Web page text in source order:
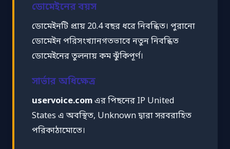
ডোমেইনের বয়স
ডোমেইনটি প্রায় 20.4 বছর ধরে নিবন্ধিত। পুরানো
ডোমেইন পরিসংখ্যানগতভাবে নতুন নিবন্ধিত
ডোমেইনের তুলনায় কম ঝুঁকিপূর্ণ।
সার্ভার অধিক্ষেত্র
uservoice.comএর পিছনের IP United
States এ অবস্থিত, Unknown দ্বারা সরবরাহিত
পরিকাঠামোতে।